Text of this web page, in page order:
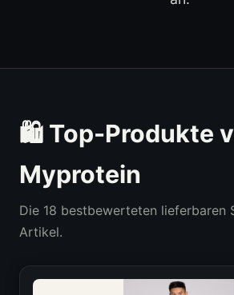
🛍 Top-Produkte
Myprotein
Die 18 bestbewerteten lieferbaren
Artikel.